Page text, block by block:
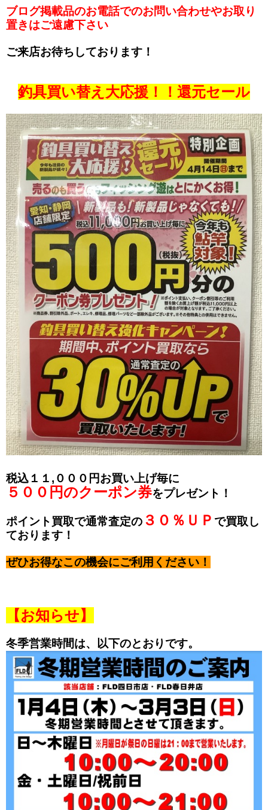
ブログ掲載品のお電話でのお問い合わせやお取り
置きはご遠慮下さい
ご来店お待ちしております！
釣具買い替え大応援！！還元セール
税込１１,０００円お買い上げ毎に
５００円のクーポン券をプレゼント！
ポイント買取で通常査定の ３０％ＵＰ で買取し
ております！
ぜひお得なこの機会にご利用ください！
【お知らせ】
冬季営業時間は、以下のとおりです。